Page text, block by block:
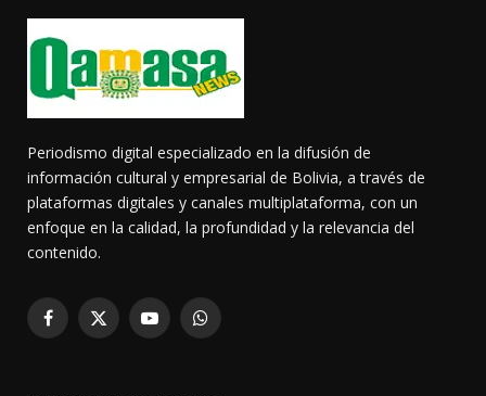
Periodismo digital especializado en la difusión de
información cultural y empresarial de Bolivia, a través de
plataformas digitales y canales multiplataforma, con un
enfoque en la calidad, la profundidad y la relevancia del
contenido.
Facebook
X
YouTubeWhatsApp